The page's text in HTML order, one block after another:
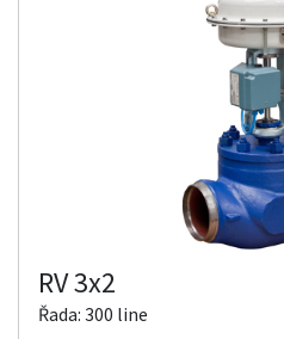
RV 3x2
Řada: 300 line